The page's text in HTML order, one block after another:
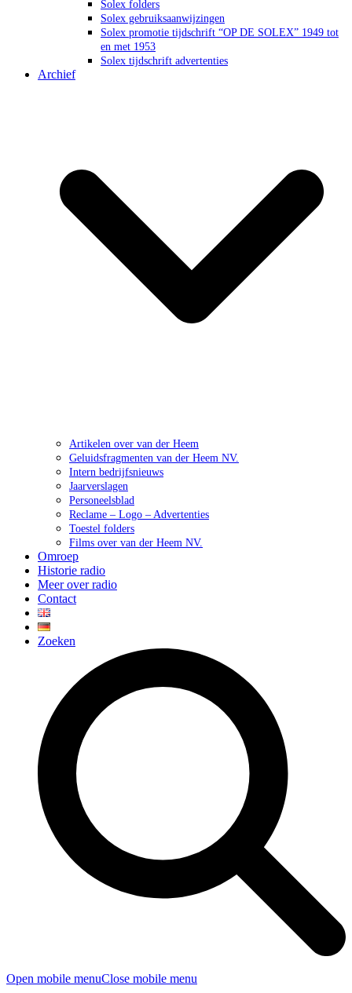
Solex folders
Solex gebruiksaanwijzingen
Solex promotie tijdschrift “OP DE SOLEX” 1949 tot
en met 1953
Solex tijdschrift advertenties
Archief
Artikelen over van der Heem
Geluidsfragmenten van der Heem NV.
Intern bedrijfsnieuws
Jaarverslagen
Personeelsblad
Reclame – Logo – Advertenties
Toestel folders
Films over van der Heem NV.
Omroep
Historie radio
Meer over radio
Contact
Zoeken
Open mobile menuClose mobile menu